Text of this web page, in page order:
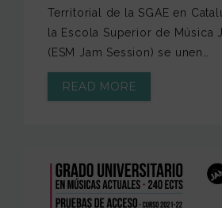
Territorial de la SGAE en
la Escola Superior de Música
(ESM Jam Session) se unen…
READ MORE